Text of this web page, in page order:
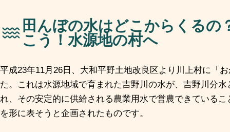
田んぼの水はどこからくるの
こう！水源地の村へ
平成23年11月26日、大和平野土地改良区より川上村に「
た。これは水源地域で育まれた吉野川の水が、吉野川分
れ、その安定的に供給される農業用水で営農できている
を形に表そうと企画されたものです。